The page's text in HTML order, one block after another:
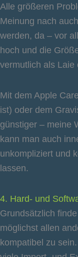
Alle größeren
Meinung nach
werden, da – vor
hoch und die
vermutlich als Laie
Mit dem Apple
ist) oder dem
günstiger – meine
kann man auch
unkompliziert und
lassen.
4. Hard- und
Grundsätzlich
möglichst allen
kompatibel zu